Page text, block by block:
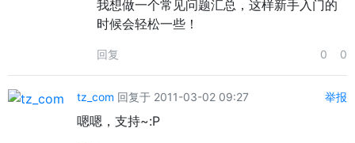
我想做一个常见问题汇总，这样新手入门的
时候会轻松一些！
回复 0 0
tz_com 回复于 2011-03-02 09:27 举报
嗯嗯，支持~:P